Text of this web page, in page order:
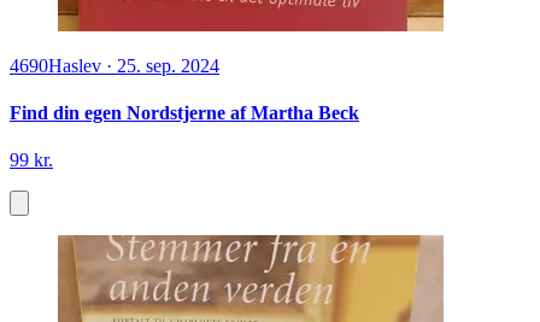
4690Haslev · 25. sep. 2024
Find din egen Nordstjerne af Martha Beck
99 kr.